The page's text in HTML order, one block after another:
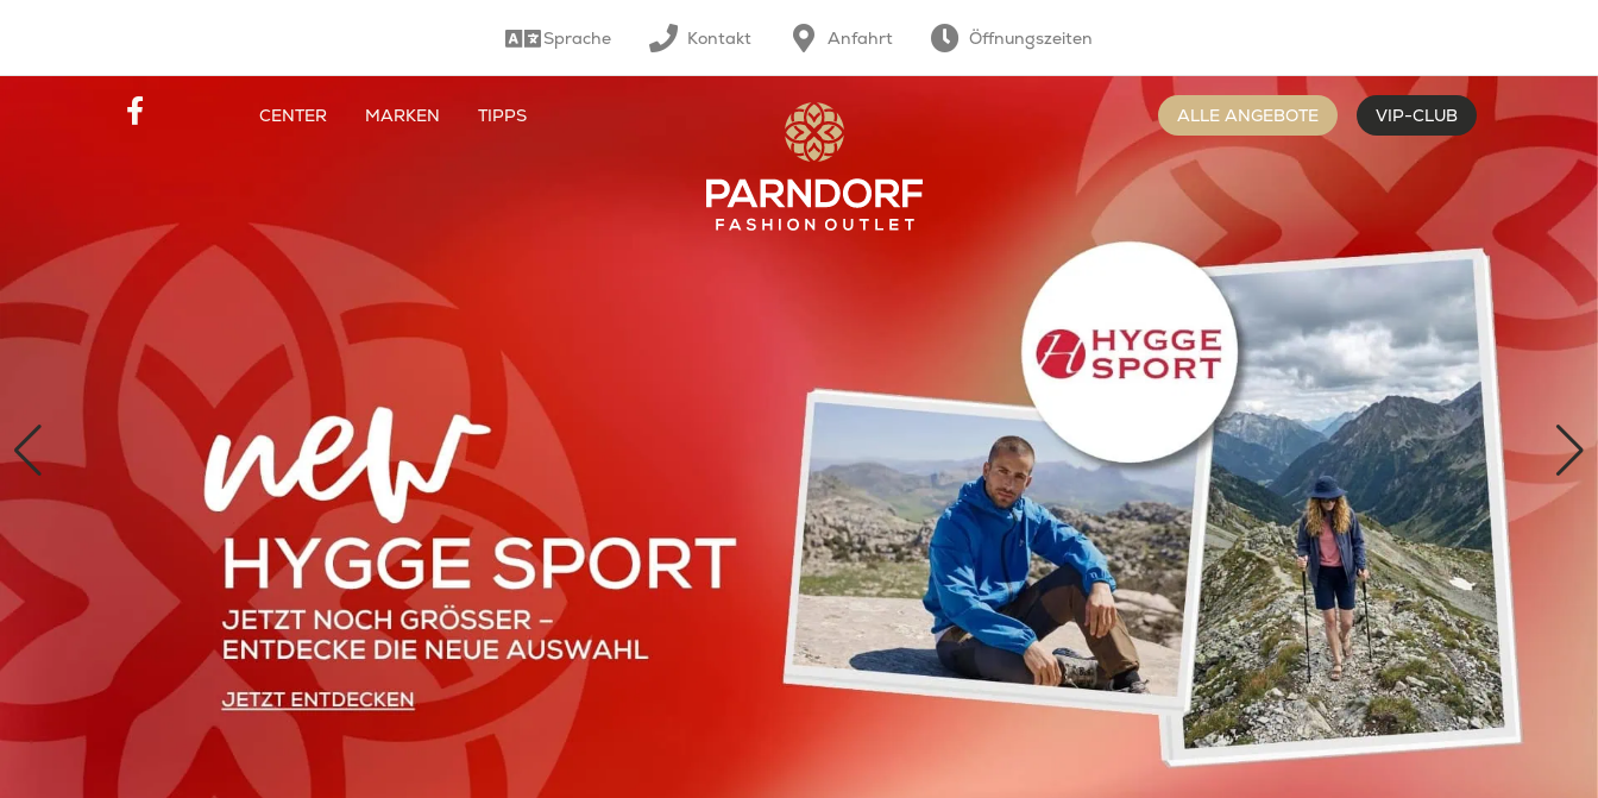
Sprache Kontakt Anfahrt Öffnungszeiten
CENTER MARKEN TIPPS ALLE ANGEBOTE VIP-CLUB